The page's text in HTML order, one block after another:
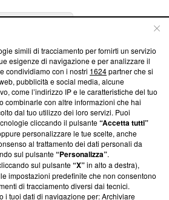
trasparenti su Blasting
editoriali e su come ci impegniamo a
afferma la nostra aderenza a
Integrity’Blasting News non è
ma ha richiesto di farne
ha ancora effettuato una verifica di
simili di tracciamento per fornirti un servizio
esigenze di navigazione e per analizzare il
condividiamo con i nostri 1624partner che si
pubblicità e social media, alcune
come l’indirizzo IP e le caratteristiche del tuo
combinarle con altre informazioni che hai
dal tuo utilizzo dei loro servizi. Puoi
cliccando il pulsante“Accetta tutti”
personalizzare le tue scelte, anche
al trattamento dei dati personali da
sul pulsante“Personalizza”.
sul pulsante“X”in alto a destra),
impostazioni predefinite che non consentono
di tracciamento diversi dai tecnici.
i tuoi dati di navigazione per: Archiviare